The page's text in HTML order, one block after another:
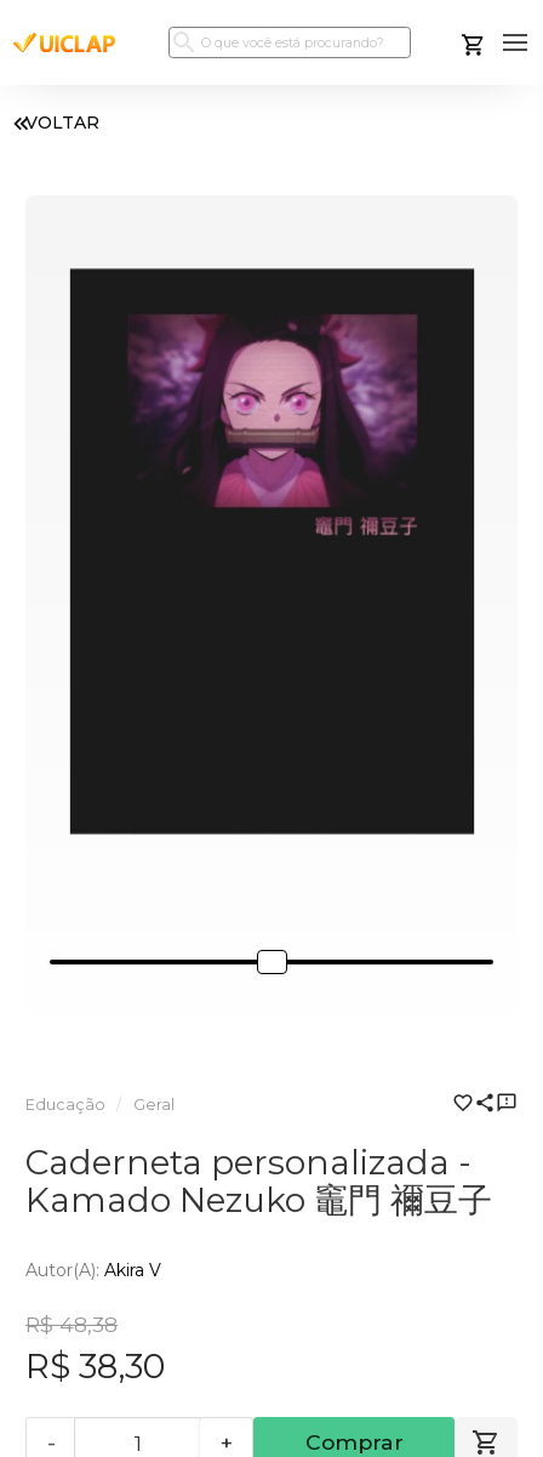
VOLTAR
Educação Geral
Caderneta personalizada -
Kamado Nezuko 竈門 禰豆子
Autor(a): Akira V
R$ 48,38
R$ 38,30
- + Comprar